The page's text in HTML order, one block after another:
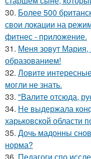
30. Более 500
свои локации на
фитнес - приложение.
31. Меня зовут Мария,
образованием!
32. Ловите
могли не знать.
33. "Валите отсюда,
34. Не выдержала
харьковской области
35. Дочь мадонны
норма?
36. Педагоги спо